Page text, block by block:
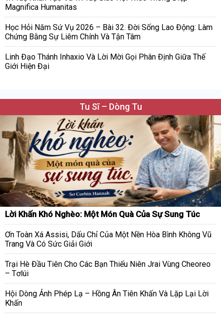
Magnifica Humanitas
Học Hỏi Năm Sứ Vụ 2026 – Bài 32. Đời Sống Lao Động: Làm
Chứng Bằng Sự Liêm Chính Và Tận Tâm
Linh Đạo Thánh Inhaxio Và Lời Mời Gọi Phân Định Giữa Thế
Giới Hiện Đại
Tu Sĩ – Dòng Tu
Lời Khấn Khó Nghèo: Một Món Quà Của Sự Sung Túc
Ơn Toàn Xá Assisi, Dấu Chỉ Của Một Nền Hòa Bình Không Vũ
Trang Và Có Sức Giải Giới
Trại Hè Đầu Tiên Cho Các Bạn Thiếu Niên Jrai Vùng Cheoreo
– Tơlúi
Hội Dòng Ảnh Phép Lạ – Hồng Ân Tiên Khấn Và Lặp Lại Lời
Khấn